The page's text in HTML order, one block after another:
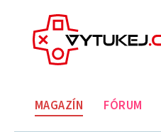
MAGAZÍN FÓRUM